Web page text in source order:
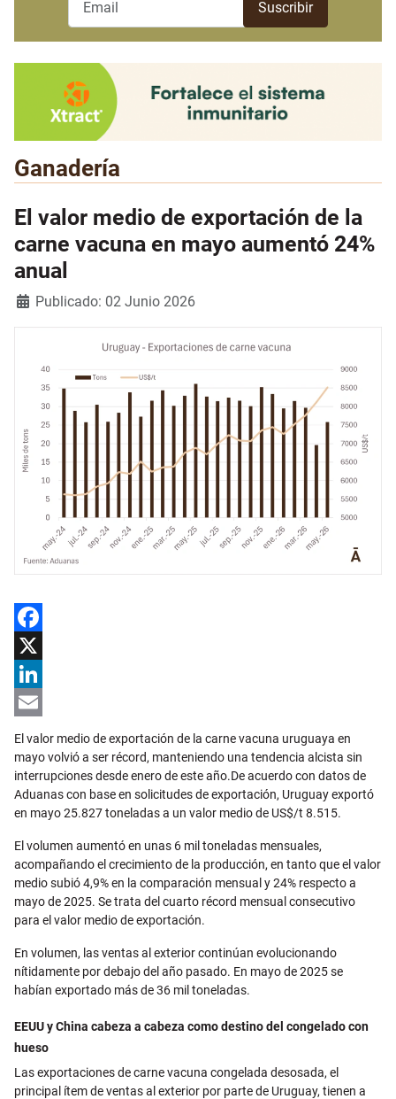
Ganadería
El valor medio de exportación de la
carne vacuna en mayo aumentó 24%
anual
Detalles
Publicado: 02 Junio 2026
Facebook
X
LinkedIn
Email
El valor medio de exportación de la carne vacuna uruguaya en
mayo volvió a ser récord, manteniendo una tendencia alcista sin
interrupciones desde enero de este año.De acuerdo con datos de
Aduanas con base en solicitudes de exportación, Uruguay exportó
en mayo 25.827 toneladas a un valor medio de US$/t 8.515.
El volumen aumentó en unas 6 mil toneladas mensuales,
acompañando el crecimiento de la producción, en tanto que el valor
medio subió 4,9% en la comparación mensual y 24% respecto a
mayo de 2025. Se trata del cuarto récord mensual consecutivo
para el valor medio de exportación.
En volumen, las ventas al exterior continúan evolucionando
nítidamente por debajo del año pasado. En mayo de 2025 se
habían exportado más de 36 mil toneladas.
EEUU y China cabeza a cabeza como destino del congelado con
hueso
Las exportaciones de carne vacuna congelada desosada, el
principal ítem de ventas al exterior por parte de Uruguay, tienen a